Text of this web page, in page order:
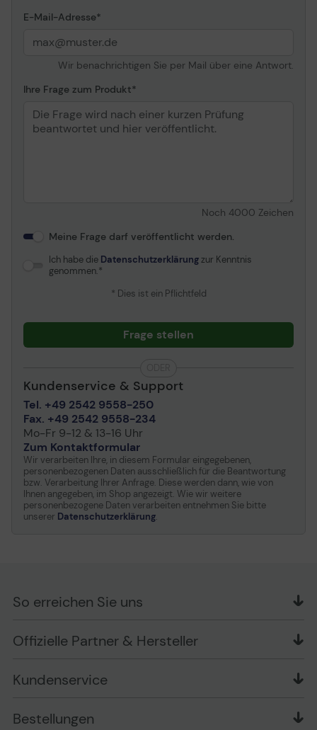
E-Mail-Adresse
Wir benachrichtigen Sie per Mail über eine Antwort.
Ihre Frage zum Produkt
Noch 4000 Zeichen
Meine Frage darf veröffentlicht werden.
Ich habe die Datenschutzerklärungzur Kenntnis
genommen.
* Dies ist ein Pflichtfeld
Frage stellen
Kundenservice & Support
Tel. +49 2542 9558-250
Fax. +49 2542 9558-234
Mo-Fr 9-12 & 13-16 Uhr
Zum Kontaktformular
Wir verarbeiten Ihre, in diesem Formular eingegebenen,
personenbezogenen Daten ausschließlich für die Beantwortung
bzw. Verarbeitung Ihrer Anfrage. Diese werden dann, wie von
Ihnen angegeben, im Shop angezeigt. Wie wir weitere
personenbezogene Daten verarbeiten entnehmen Sie bitte
unserer Datenschutzerklärung.
Offizielle Partner & Hersteller
Kundenservice
Bewertungsrichtlinien
Bestellungen
So erreichen Sie uns
Schlesierring 35
Telefon: +49 (0) 2542 / 9558250
Ansprechpartner bei fehlerhafter Ware und Schäden